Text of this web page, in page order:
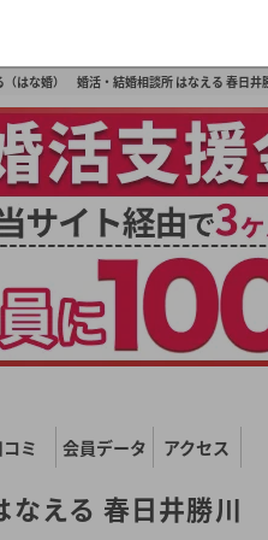
（はな婚） 婚活・結婚相談所 はなえる 春日井
ミ 会員データ アクセス
える 春日井勝川